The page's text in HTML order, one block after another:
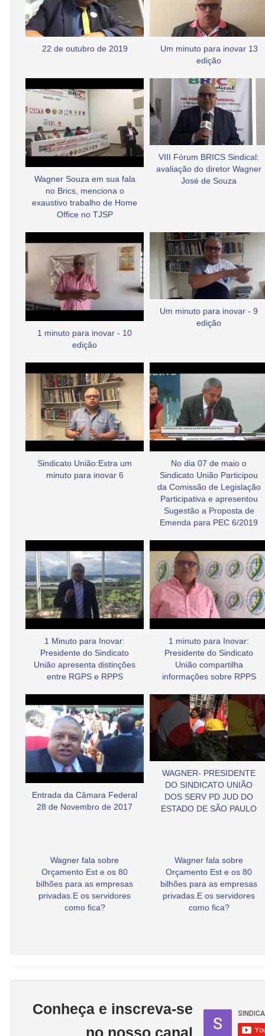
22 de outubro de 2019
Um minuto para inovar 13
edição
Wagner Souza em sua fala
no Brics, menciona o
exaustivo trabalho de Home
Office no TJSP
VIII Fórum BRICS Sindical:
avaliação do diretor Wagner
José de Souza
1 minuto para inovar - 10
edição
Um minuto para inovar - 9
edição
Sindicato União:Extra um
minuto para inovar 6
No dia 07 de maio o
Sindicato União Participou
da Comissão de Legislação
Participativa e apresentou
Sugestão a Proposta de
Emenda para PEC 6/2019
1 Minuto para Inovar:
Presidente do Sindicato
União apresenta distinções
entre RGPS e RPPS
1 minuto para Inovar:
Presidente do Sindicato
União compartilha
informações sobre RPPS
Entrada da Câmara Federal
28 de Novembro de 2017
WAGNER- PRESIDENTE
DO SINDICATO UNIÃO
DOS SERV PD JUD DO
ESTADO DE SÃO PAULO
Wagner fala sobre
Orçamento Est e os 80
bilhões para as empresas
privadas.E os servidores
como fica?
Wagner fala sobre
Orçamento Est e os 80
bilhões para as empresas
privadas.E os servidores
como fica?
Conheça e inscreva-se